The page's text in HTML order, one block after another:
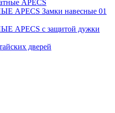
APECS
Замки навесные 01
APECS с защитой дужки
дверей